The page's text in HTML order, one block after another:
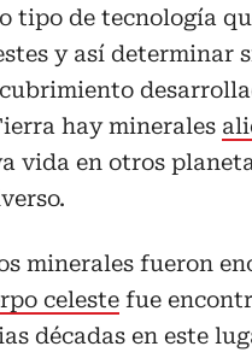
tipo de tecnología
y así determinar
hay minerales
vida en otros
minerales fueron
celeste fue
décadas en este